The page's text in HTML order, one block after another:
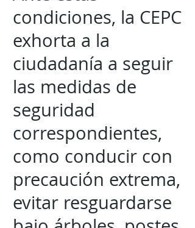
condiciones, la CEPC
exhorta a la
ciudadanía a seguir
las medidas de
seguridad
correspondientes,
como conducir con
precaución extrema,
evitar resguardarse